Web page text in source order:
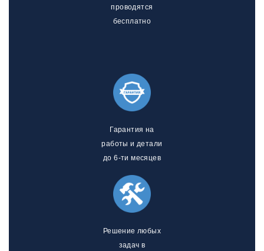
проводятся
бесплатно
Гарантия на
работы и детали
до 6-ти месяцев
Решение любых
задач в